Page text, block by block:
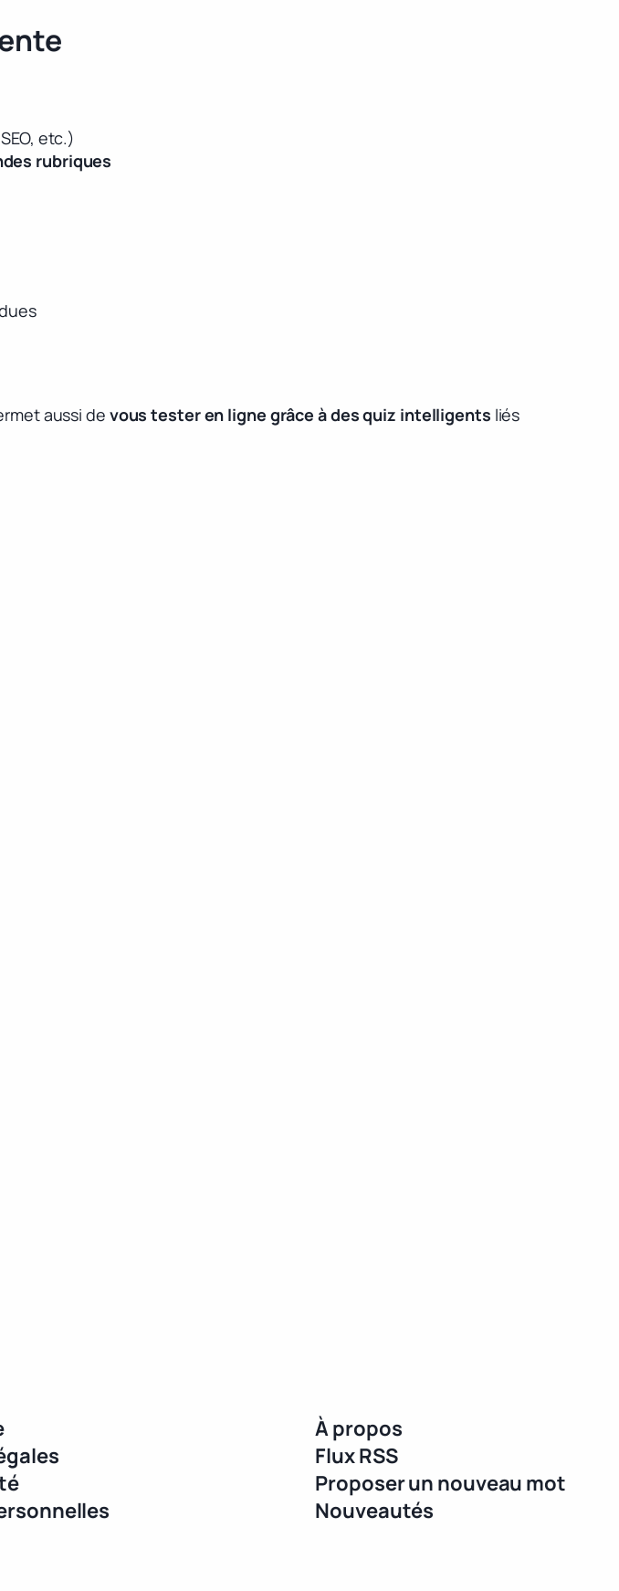
etc.)
rubriques
aussi de vous tester en ligne grâce à des quiz intelligents liés
À propos
Flux RSS
Proposer un nouveau mot
Nouveautés